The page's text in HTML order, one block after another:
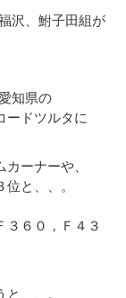
、鮒子田組が
知県の
ードツルタに
ーナーや、
と、、。
３６０，Ｆ４３
、、。